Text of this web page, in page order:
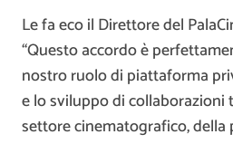
Le fa eco il Direttore del
“Questo accordo è
nostro ruolo di piattaforma
e lo sviluppo di collaborazioni
settore cinematografico, della